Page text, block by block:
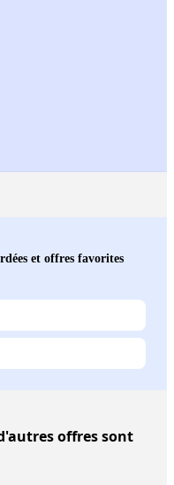
et offres favorites
offres sont